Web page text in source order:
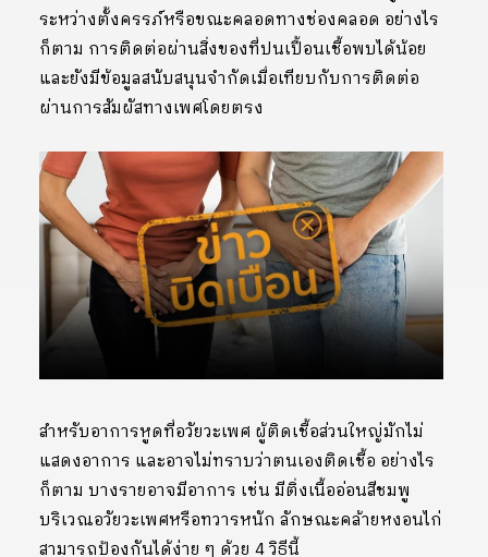
ระหว่างตั้งครรภ์หรือขณะคลอดทางช่องคลอด อย่างไร
ก็ตาม การติดต่อผ่านสิ่งของที่ปนเปื้อนเชื้อพบได้น้อย
และยังมีข้อมูลสนับสนุนจำกัดเมื่อเทียบกับการติดต่อ
ผ่านการสัมผัสทางเพศโดยตรง
สำหรับอาการหูดที่อวัยวะเพศ ผู้ติดเชื้อส่วนใหญ่มักไม่
แสดงอาการ และอาจไม่ทราบว่าตนเองติดเชื้อ อย่างไร
ก็ตาม บางรายอาจมีอาการ เช่น มีติ่งเนื้ออ่อนสีชมพู
บริเวณอวัยวะเพศหรือทวารหนัก ลักษณะคล้ายหงอนไก่
สามารถป้องกันได้ง่าย ๆ ด้วย 4 วิธีนี้